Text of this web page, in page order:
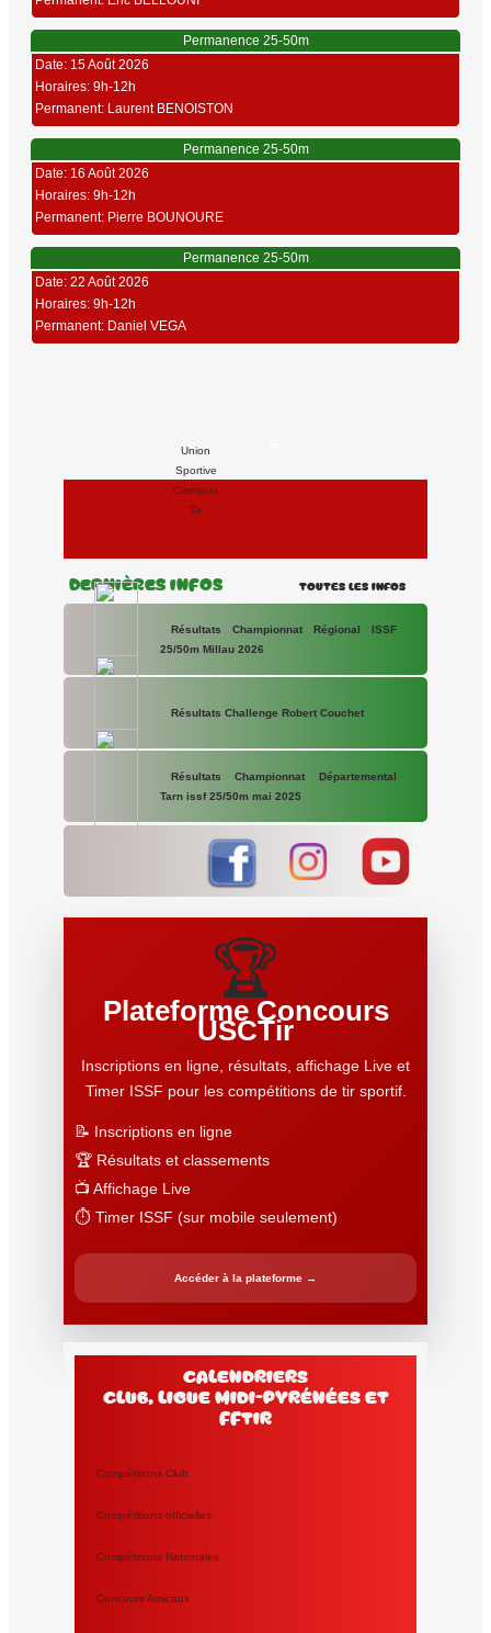
Permanence 25-50m
Date: 15 Août 2026
Horaires: 9h-12h
Permanent: Laurent BENOISTON
Permanence 25-50m
Date: 16 Août 2026
Horaires: 9h-12h
Permanent: Pierre BOUNOURE
Permanence 25-50m
Date: 22 Août 2026
Horaires: 9h-12h
Permanent: Daniel VEGA
Union
Sportive
Carmaux
Tir
Dernières Infos Toutes les Infos
Résultats Championnat Régional ISSF
25/50m Millau 2026
Résultats Challenge Robert Couchet
Résultats Championnat Départemental
Tarn issf 25/50m mai 2025
🏆
Plateforme Concours
USCTir
Inscriptions en ligne, résultats, affichage Live et
Timer ISSF pour les compétitions de tir sportif.
📝 Inscriptions en ligne
🏆 Résultats et classements
📺 Affichage Live
⏱️ Timer ISSF (sur mobile seulement)
Accéder à la plateforme →
Calendriers
club, Ligue Midi-Pyrénées et
FFtir
Compétitions Club
Compétitions officielles
Compétitions Nationales
Concours Amicaux